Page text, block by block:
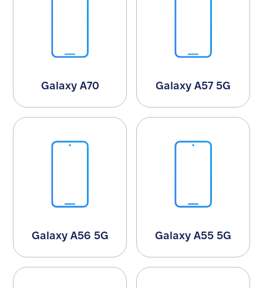
Galaxy A70 Galaxy A57 5G
Galaxy A56 5G Galaxy A55 5G